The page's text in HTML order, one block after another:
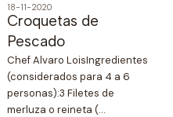
18-11-2020
Croquetas de
Pescado
Chef Alvaro LoisIngredientes
(considerados para 4 a 6
personas):3 Filetes de
merluza o reineta (...